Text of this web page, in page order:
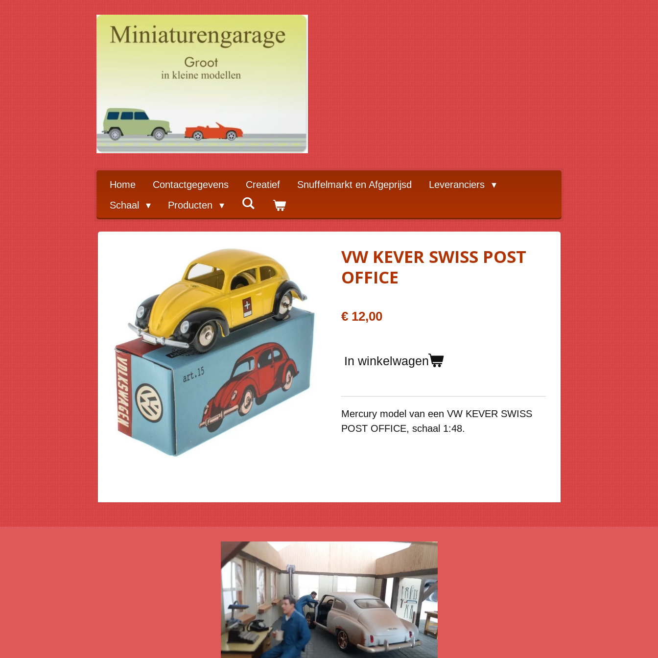
Home Contactgegevens Creatief Snuffelmarkt en Afgeprijsd
Leveranciers
Schaal
Producten
VW KEVER SWISS POST
OFFICE
€ 12,00
In winkelwagen
Mercury model van een VW KEVER SWISS
POST OFFICE, schaal 1:48.